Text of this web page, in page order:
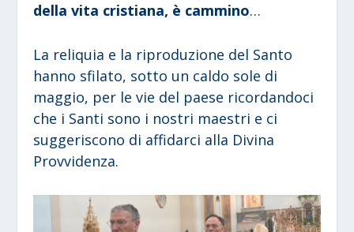
della vita cristiana, è cammino…
La reliquia e la riproduzione del Santo
hanno sfilato, sotto un caldo sole di
maggio, per le vie del paese ricordandoci
che i Santi sono i nostri maestri e ci
suggeriscono di affidarci alla Divina
Provvidenza.